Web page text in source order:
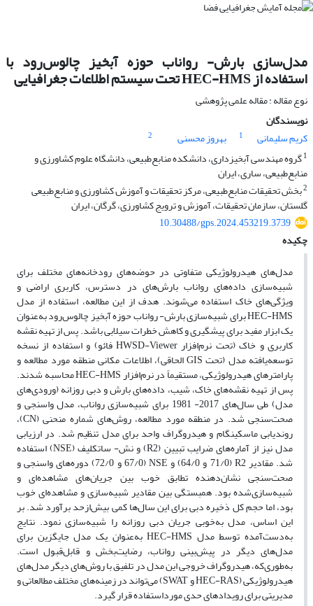
مدل‌سازی بارش- رواناب حوزه آبخیز چالوس‌رود با
استفاده از HEC-HMS تحت سیستم اطلاعات جغرافیایی
نوع مقاله : مقاله علمی پژوهشی
نویسندگان
کریم سلیمانی
1 بهروز محسنی
2
1گروه مهندسی آبخیزداری، دانشکده منابع‌طبیعی، دانشگاه علوم کشاورزی و
منابع‌طبیعی، ساری، ایران
2بخش تحقیقات منابع‌طبیعی، مرکز تحقیقات و آموزش کشاورزی و منابع‌طبیعی
گلستان، سازمان تحقیقات، آموزش و ترویج کشاورزی، گرگان، ایران
10.30488/gps.2024.453219.3739
چکیده
مدل‌های هیدرولوژیکی متفاوتی در حوضه‌های رودخانه‌های مختلف برای
شبیه‌سازی داده‌های رواناب بارش‌های در دسترس، کاربری اراضی و
ویژگی‌های خاک استفاده می‌شوند. هدف از این مطالعه، استفاده از مدل
HEC-HMS برای شبیه‌سازی بارش- رواناب حوزه آبخیز چالوس‌رود به‌عنوان
یک ابزار مفید برای پیشگیری و کاهش خطرات سیلابی باشد. پس از تهیه نقشه
کاربری و خاک (تحت نرم‌افزار HWSD-Viewer فائو) و استفاده از نسخه
توسعه‌یافته مدل (تحت GIS الحاقی)، اطلاعات مکانی منطقه مورد مطالعه و
پارامترهای هیدرولوژیکی، مستقیماً در نرم‌افزار HEC-HMS محاسبه شدند.
پس از تهیه نقشه‌های خاک، شیب، داده‌های بارش و دبی روزانه (ورودی‌های
مدل) طی سال‌های 2017- 1981 برای شبیه‌سازی رواناب، مدل واسنجی و
صحت‌سنجی شد. در منطقه مورد مطالعه، روش‌های شماره منحنی (CN)،
روندیابی ماسکینگام و هیدروگراف واحد برای مدل تنظیم شد. در ارزیابی
مدل نیز از آماره‌های ضرایب تبیین (R2) و نش- ساتکلیف (NSE) استفاده
شد. مقادیر R2 (71/0 و 64/0) و NSE (67/0 و 72/0) دوره‌های واسنجی و
صحت‌سنجی نشان‌دهنده تطابق خوب بین جریان‌های مشاهده‌ای و
شبیه‌سازی‌شده بود. همبستگی بین مقادیر شبیه‌سازی و مشاهده‌ای خوب
بود، اما حجم کل ذخیره دبی برای این سال‌ها کمی بیش‌ازحد برآورد شد. بر
این اساس، مدل به‌خوبی جریان دبی روزانه را شبیه‌سازی نمود. نتایج
به‌دست‌آمده توسط مدل HEC-HMS به‌عنوان یک مدل جایگزین برای
مدل‌های دیگر در پیش‌بینی رواناب، رضایت‌بخش و قابل‌قبول است.
به‌طوری‌که، هیدروگراف خروجی این مدل در تلفیق با روش‌های دیگر مدل‌های
هیدرولوژیکی (HEC-RAS و SWAT) می‌تواند در زمینه‌های مختلف مطالعاتی و
مدیریتی برای رویدادهای حدی مورداستفاده قرار گیرد.